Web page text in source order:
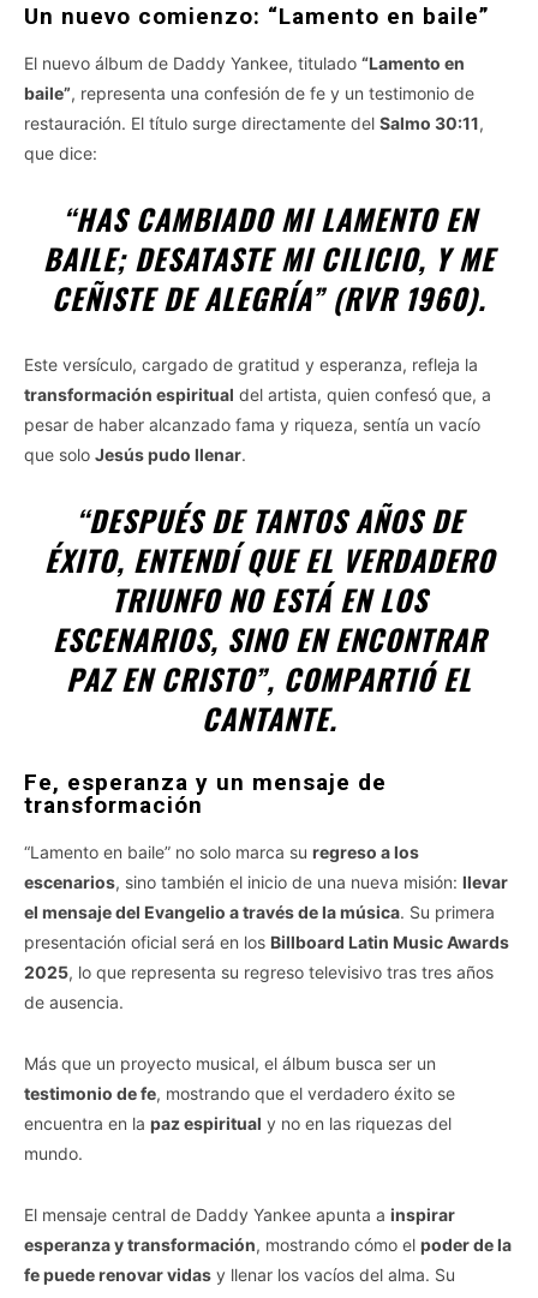
Un nuevo comienzo: “Lamento en baile”
El nuevo álbum de Daddy Yankee, titulado “Lamento en
baile”, representa una confesión de fe y un testimonio de
restauración. El título surge directamente del Salmo 30:11,
que dice:
“HAS CAMBIADO MI LAMENTO EN
BAILE; DESATASTE MI CILICIO, Y ME
CEÑISTE DE ALEGRÍA” (RVR 1960).
Este versículo, cargado de gratitud y esperanza, refleja la
transformación espiritual del artista, quien confesó que, a
pesar de haber alcanzado fama y riqueza, sentía un vacío
que solo Jesús pudo llenar.
“DESPUÉS DE TANTOS AÑOS DE
ÉXITO, ENTENDÍ QUE EL VERDADERO
TRIUNFO NO ESTÁ EN LOS
ESCENARIOS, SINO EN ENCONTRAR
PAZ EN CRISTO”, COMPARTIÓ EL
CANTANTE.
Fe, esperanza y un mensaje de
transformación
“Lamento en baile” no solo marca su regreso a los
escenarios, sino también el inicio de una nueva misión: llevar
el mensaje del Evangelio a través de la música. Su primera
presentación oficial será en los Billboard Latin Music Awards
2025, lo que representa su regreso televisivo tras tres años
de ausencia.
Más que un proyecto musical, el álbum busca ser un
testimonio de fe, mostrando que el verdadero éxito se
encuentra en la paz espiritual y no en las riquezas del
mundo.
El mensaje central de Daddy Yankee apunta a inspirar
esperanza y transformación, mostrando cómo el poder de la
fe puede renovar vidas y llenar los vacíos del alma. Su